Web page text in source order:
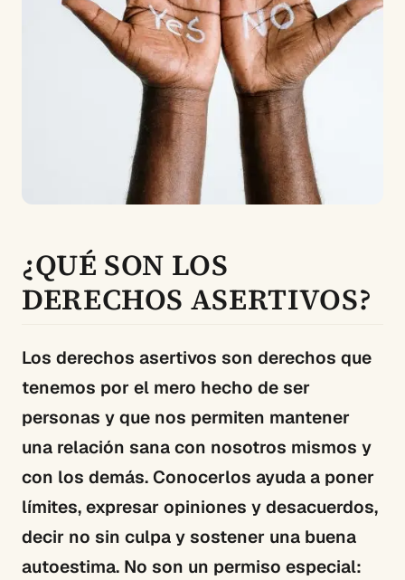
¿QUÉ SON LOS
DERECHOS ASERTIVOS?
Los derechos asertivos son derechos que
tenemos por el mero hecho de ser
personas y que nos permiten mantener
una relación sana con nosotros mismos y
con los demás. Conocerlos ayuda a poner
límites, expresar opiniones y desacuerdos,
decir no sin culpa y sostener una buena
autoestima. No son un permiso especial: